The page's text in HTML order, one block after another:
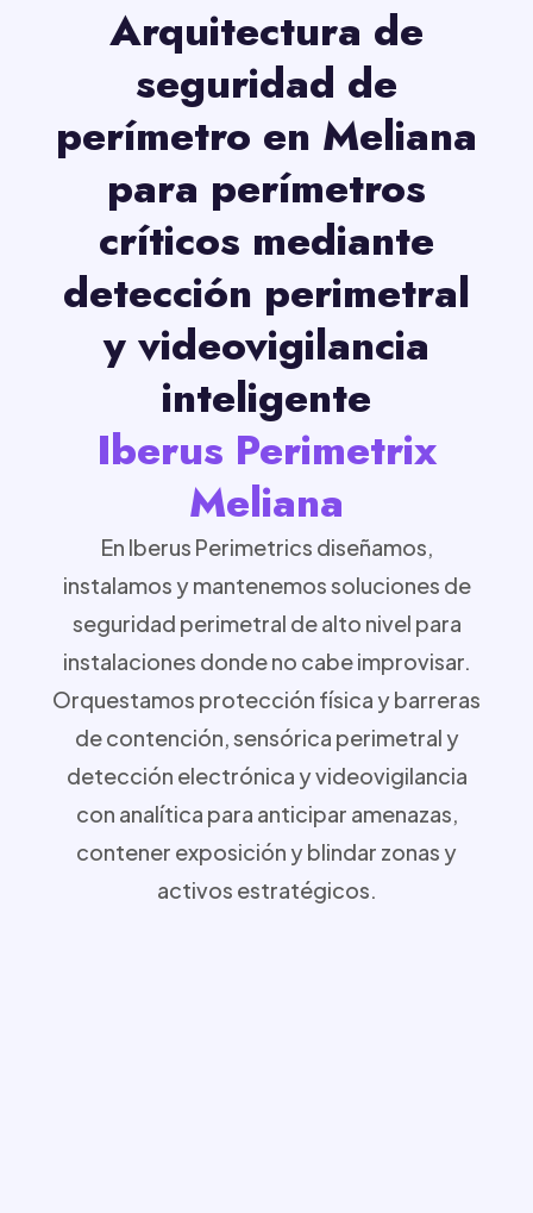
Arquitectura de
seguridad de
perímetro en Meliana
para perímetros
críticos mediante
detección perimetral
y videovigilancia
inteligente
Iberus Perimetrix
Meliana
En Iberus Perimetrics diseñamos,
instalamos y mantenemos soluciones de
seguridad perimetral de alto nivel para
instalaciones donde no cabe improvisar.
Orquestamos protección física y barreras
de contención, sensórica perimetral y
detección electrónica y videovigilancia
con analítica para anticipar amenazas,
contener exposición y blindar zonas y
activos estratégicos.